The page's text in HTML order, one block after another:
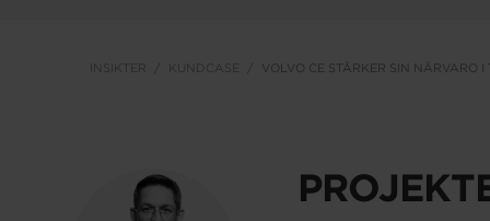
VOLVO CE STÄRKER SIN NÄRVARO